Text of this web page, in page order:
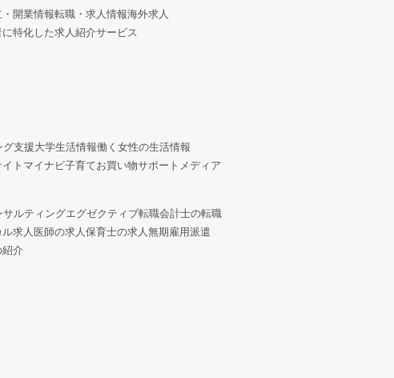
・開業情報転職・求人情報海外求人
に特化した求人紹介サービス
グ支援大学生活情報働く女性の生活情報
ト マイナビ子育てお買い物サポートメディア
サルティングエグゼクティブ転職会計士の転職
求人 医師の求人保育士の求人無期雇用派遣
介